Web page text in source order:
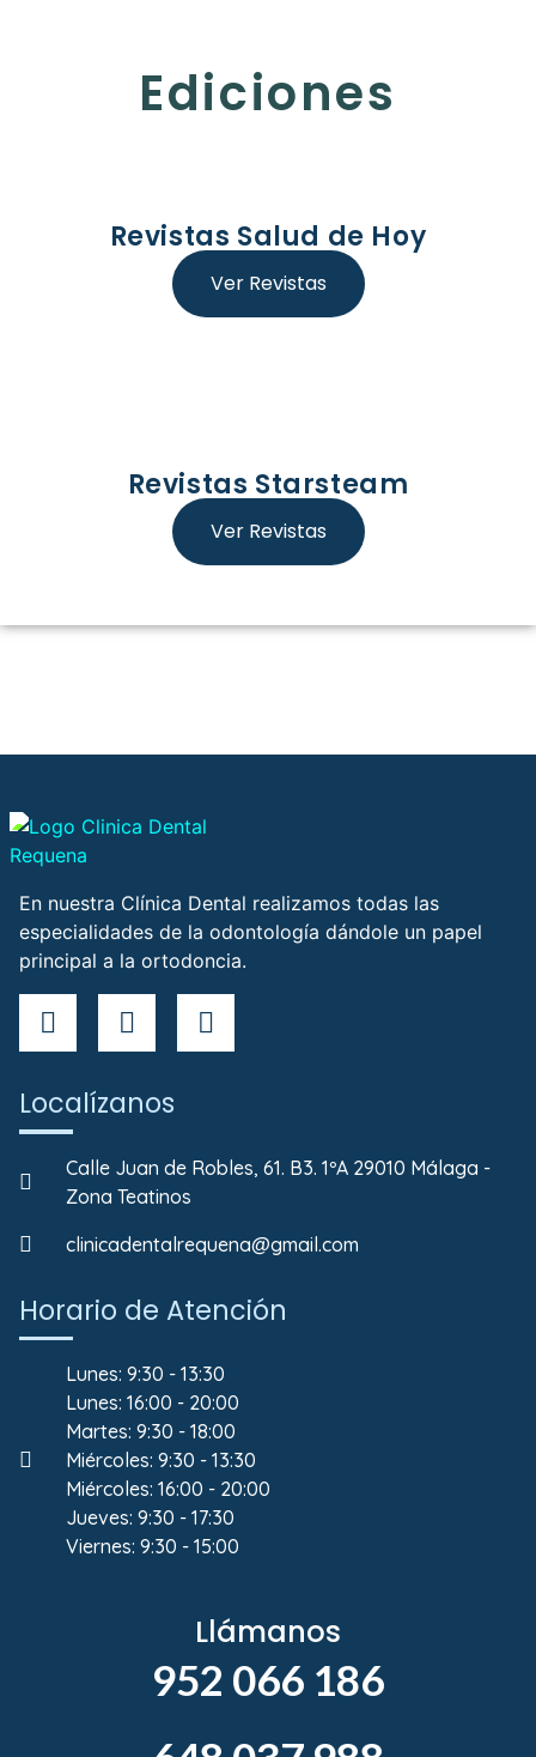
Ediciones
Revistas Salud de Hoy
Ver Revistas
Revistas Starsteam
Ver Revistas
En nuestra Clínica Dental realizamos todas las
especialidades de la odontología dándole un papel
principal a la ortodoncia.
Localízanos
Calle Juan de Robles, 61. B3. 1ºA 29010 Málaga -
Zona Teatinos
clinicadentalrequena@gmail.com
Horario de Atención
Lunes: 9:30 - 13:30
Lunes: 16:00 - 20:00
Martes: 9:30 - 18:00
Miércoles: 9:30 - 13:30
Miércoles: 16:00 - 20:00
Jueves: 9:30 - 17:30
Viernes: 9:30 - 15:00
Llámanos
952 066 186